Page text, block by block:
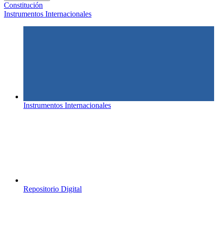
Constitución
Instrumentos Internacionales
Instrumentos Internacionales
Repositorio Digital